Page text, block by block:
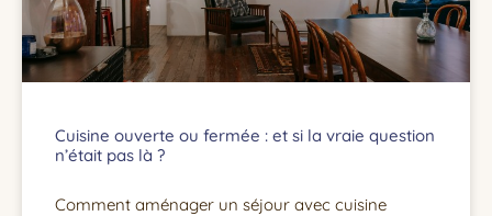
Cuisine ouverte ou fermée : et si la vraie question
n’était pas là ?
Comment aménager un séjour avec cuisine